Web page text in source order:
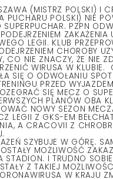
(MISTRZ POLSKI) I
PUCHARU POLSKI) NIE
SUPERPUCHAR. PZPN
LEGII. KLUB
CHOROBY
CO NIE ZNACZY, ŻE NIE
WIRUSA W
SIĘ O ODWOŁANIU
PRZED
SIĘ MECZ O
PLANÓW OBA
NOWY SEZON
LEGII Z GKS-EM
A CRACOVII Z
SZYBUJE W GÓRĘ.
MOŻLIWOŚĆ
STADION. I TRUDNO
Z TAKIEJ
W KRAJU